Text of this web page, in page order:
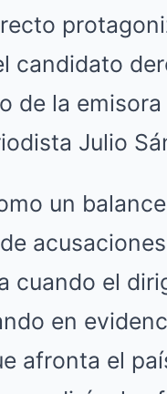
candidato
de la
Julio
un
cuando el
en
afronta el